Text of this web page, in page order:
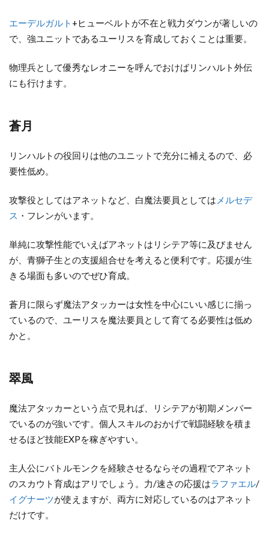
エーデルガルト +ヒューベルトが不在と戦力ダウンが著しいの
で、強ユニットであるユーリスを育成しておくことは重要。
物理兵として優秀なレオニーを呼んでおけばリンハルト外伝
にも行けます。
蒼月
リンハルトの役回りは他のユニットで充分に補えるので、必
要性低め。
攻撃役としてはアネットなど、白魔法要員としては メルセデ
ス ・フレンがいます。
単純に攻撃性能でいえばアネットはリシテア等に及びません
が、青獅子生との支援組合せを考えると便利です。応援が生
きる場面も多いのでぜひ育成。
蒼月に限らず魔法アタッカーは女性を中心にいい感じに揃っ
ているので、ユーリスを魔法要員として育てる必要性は低め
かと。
翠風
魔法アタッカーという点で見れば、リシテアが初期メンバー
でいるのが強いです。個人スキルのおかげで戦闘経験を積ま
せるほど技能EXPを稼ぎやすい。
主人公にバトルモンクを経験させるならその過程でアネット
のスカウト育成はアリでしょう。力/速さの応援はラファエル/
イグナーツが使えますが、両方に対応しているのはアネット
だけです。